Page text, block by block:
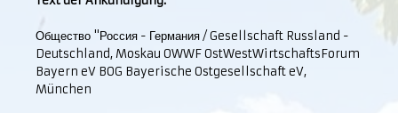
Общество "Россия - Германия / Gesellschaft Russland -
Deutschland, Moskau OWWF OstWestWirtschaftsForum
Bayern eV BOG Bayerische Ostgesellschaft eV,
München